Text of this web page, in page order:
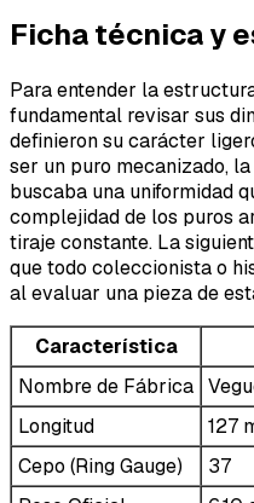
Ficha técnica y
Para entender la
fundamental revisar sus
definieron su carácter
ser un puro mecanizado,
buscaba una uniformidad
complejidad de los puros
tiraje constante. La
que todo coleccionista o
al evaluar una pieza de
Característica
Nombre de Fábrica
Longitud
127
Cepo (Ring Gauge)
37